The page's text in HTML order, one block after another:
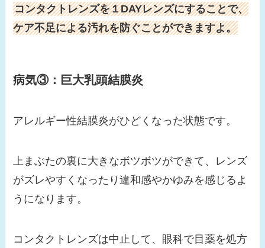
コンタクトレンズを１DAYレンズにすることで、
ケア不足による汚れを防ぐことができますよ。
病気③：巨大乳頭結膜炎
アレルギー性結膜炎がひどくなった状態です。
上まぶたの裏に大きなボツボツができて、レンズ
がズレやすくなったり違和感やかゆみを感じるよ
うになります。
コンタクトレンズは中止して、眼科で目薬を処方